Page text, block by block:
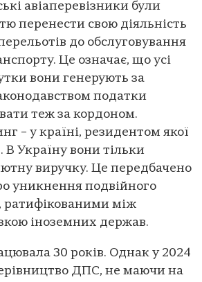
авіаперевізники були
перенести свою діяльність
до обслуговування
Це означає, що усі
вони генерують за
податки
теж за кордоном.
– у країні, резидентом якої
В Україну вони тільки
виручку. Це передбачено
уникнення подвійного
ратифікованими між
іноземних держав.
30 років. Однак у 2024
ДПС, не маючи на